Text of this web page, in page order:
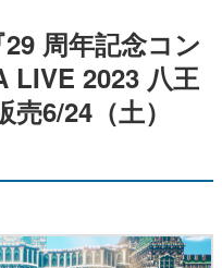
周年記念コン
LIVE 2023 ⼋王
6/24（土）